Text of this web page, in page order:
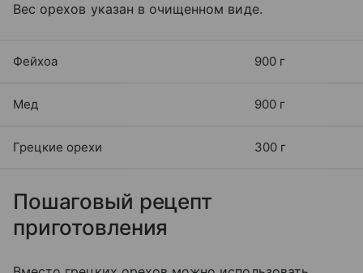
Вес орехов указан в очищенном виде.
Фейхоа 900 г
Мед 900 г
Грецкие орехи 300 г
Пошаговый рецепт
приготовления